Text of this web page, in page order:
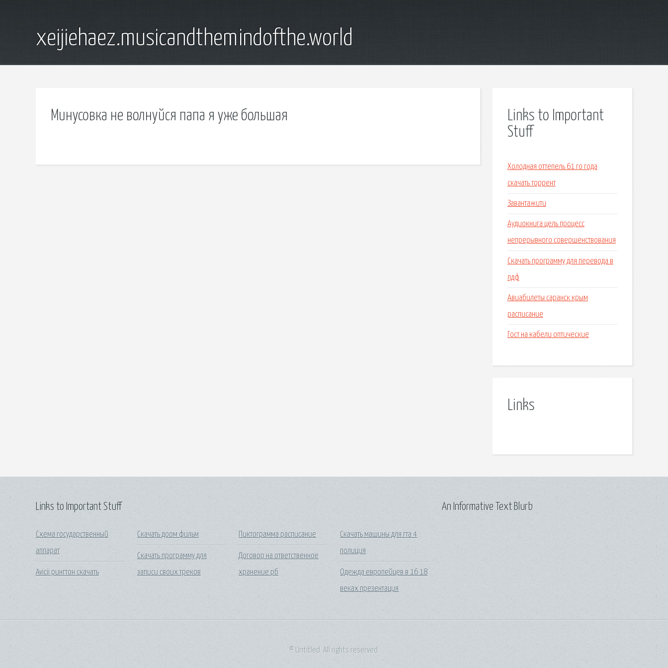
xeijiehaez.musicandthemindofthe.world
Минусовка не волнуйся папа я уже большая
Links to Important
Stuff
Холодная оттепель 61 го года
скачать торрент
Завантажити
Аудиокнига цель процесс
непрерывного совершенствования
Скачать программу для перевода в
пдф
Авиабилеты саранск крым
расписание
Гост на кабели оптические
Links
Links to Important Stuff
Схема государственный
аппарат
Avicii рингтон скачать
Скачать доом фильм
Скачать программу для
записи своих треков
Пиктограмма расписание
Договор на ответственное
хранение рб
Скачать машины для гта 4
полиция
Одежда европейцев в 16 18
веках презентация
An Informative Text Blurb
© Untitled. All rights reserved.